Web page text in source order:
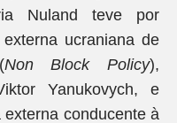
Nuland teve por
ucraniana de
Non Block Policy),
Yanukovych, e
conducente à